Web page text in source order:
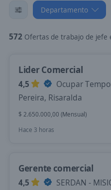
Departamento
572 Ofertas de trabajo de jefe en
Lider Comercial
4,5
Ocupar
Pereira, Risaralda
$ 2.650.000,00 (Mensual)
Hace 3 horas
Gerente comercial
4,5
SERDAN -